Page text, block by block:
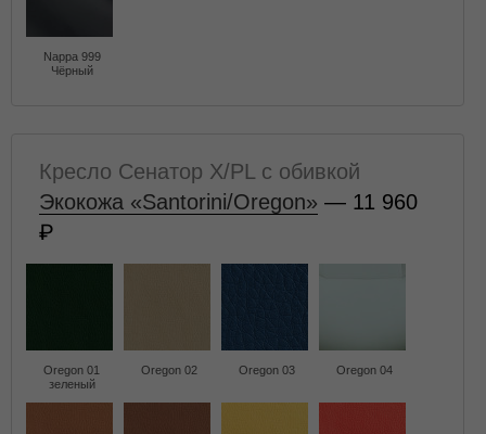
Nappa 999
Чёрный
Кресло Сенатор X/PL с обивкой
Экокожа «Santorini/Oregon» — 11 960
Oregon 01
зеленый
Oregon 02 Oregon 03 Oregon 04